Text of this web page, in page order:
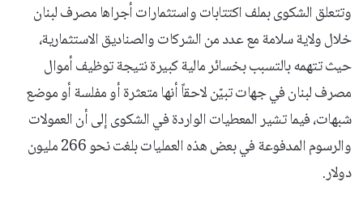
وتتعلق الشكوى بملف اكتتابات واستثمارات أجراها مصرف لبنان
خلال ولاية سلامة مع عدد من الشركات والصناديق الاستثمارية،
حيث تتهمه بالتسبب بخسائر مالية كبيرة نتيجة توظيف أموال
مصرف لبنان في جهات تبيّن لاحقاً أنها متعثرة أو مفلسة أو موضع
شبهات، فيما تشير المعطيات الواردة في الشكوى إلى أن العمولات
والرسوم المدفوعة في بعض هذه العمليات بلغت نحو 266 مليون
دولار.